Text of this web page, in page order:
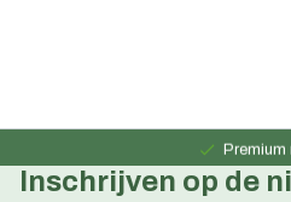
Premium
Inschrijven op de